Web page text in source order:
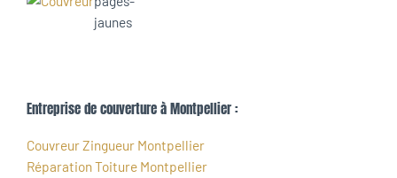
Entreprise de couverture à Montpellier :
Couvreur Zingueur Montpellier
Réparation Toiture Montpellier